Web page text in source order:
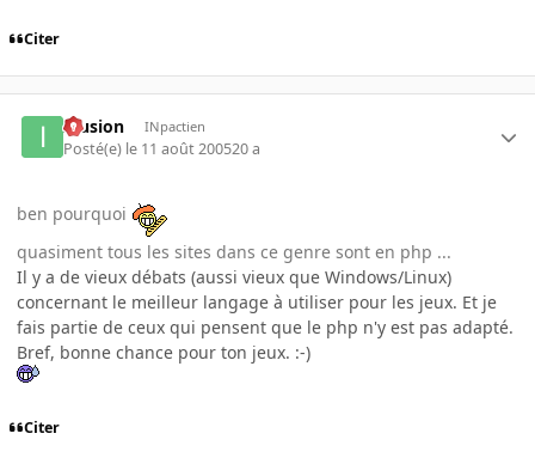
Citer
Illusion INpactien
Posté(e) le 11 août 200520 a
ben pourquoi
quasiment tous les sites dans ce genre sont en php ...
Il y a de vieux débats (aussi vieux que Windows/Linux)
concernant le meilleur langage à utiliser pour les jeux. Et je
fais partie de ceux qui pensent que le php n'y est pas adapté.
Bref, bonne chance pour ton jeux. :-)
Citer